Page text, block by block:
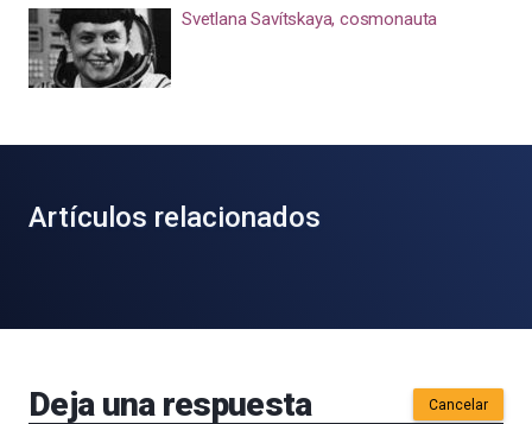
Svetlana Savítskaya, cosmonauta
Artículos relacionados
Deja una respuesta Cancelar